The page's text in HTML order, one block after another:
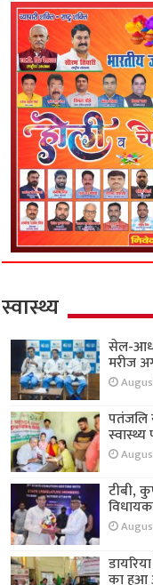
स्वास्थ्य
सेल-
मरीज
पतंजलि
स्वास्थ्य
टीबी,
का हुआ